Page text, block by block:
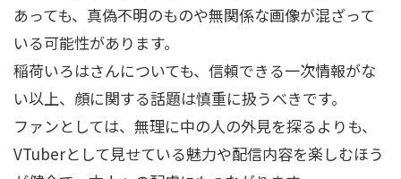
あっても、真偽不明のものや無関係な画像が混ざって
いる可能性があります。
稲荷いろはさんについても、信頼できる一次情報がな
い以上、顔に関する話題は慎重に扱うべきです。
ファンとしては、無理に中の人の外見を探るよりも、
VTuberとして見せている魅力や配信内容を楽しむほう